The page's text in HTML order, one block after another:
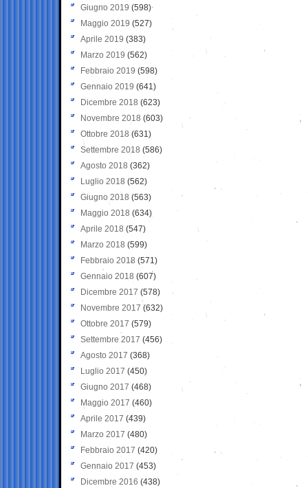
Giugno 2019 (598)
Maggio 2019 (527)
Aprile 2019 (383)
Marzo 2019 (562)
Febbraio 2019 (598)
Gennaio 2019 (641)
Dicembre 2018 (623)
Novembre 2018 (603)
Ottobre 2018 (631)
Settembre 2018 (586)
Agosto 2018 (362)
Luglio 2018 (562)
Giugno 2018 (563)
Maggio 2018 (634)
Aprile 2018 (547)
Marzo 2018 (599)
Febbraio 2018 (571)
Gennaio 2018 (607)
Dicembre 2017 (578)
Novembre 2017 (632)
Ottobre 2017 (579)
Settembre 2017 (456)
Agosto 2017 (368)
Luglio 2017 (450)
Giugno 2017 (468)
Maggio 2017 (460)
Aprile 2017 (439)
Marzo 2017 (480)
Febbraio 2017 (420)
Gennaio 2017 (453)
Dicembre 2016 (438)